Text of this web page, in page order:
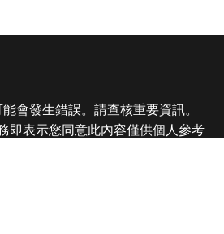
會發生錯誤。請查核重要資訊。
即表示您同意此內容僅供個人參考